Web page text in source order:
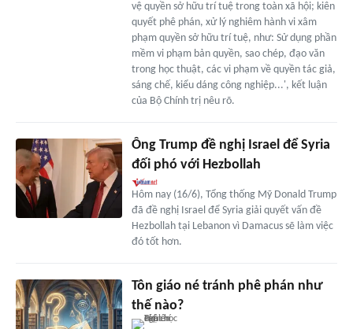
vệ quyền sở hữu trí tuệ trong toàn xã hội; kiên
quyết phê phán, xử lý nghiêm hành vi xâm
phạm quyền sở hữu trí tuệ, như: Sử dụng phần
mềm vi phạm bản quyền, sao chép, đạo văn
trong học thuật, các vi phạm về quyền tác giả,
sáng chế, kiểu dáng công nghiệp...', kết luận
của Bộ Chính trị nêu rõ.
Ông Trump đề nghị Israel để Syria
đối phó với Hezbollah
Hôm nay (16/6), Tổng thống Mỹ Donald Trump
đã đề nghị Israel để Syria giải quyết vấn đề
Hezbollah tại Lebanon vì Damacus sẽ làm việc
đó tốt hơn.
Tôn giáo né tránh phê phán như
thế nào?